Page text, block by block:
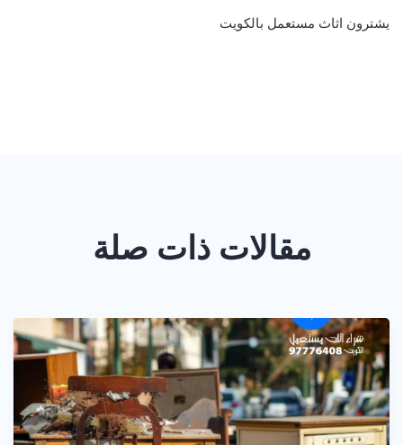
يشترون اثاث مستعمل بالكويت
مقالات ذات صلة